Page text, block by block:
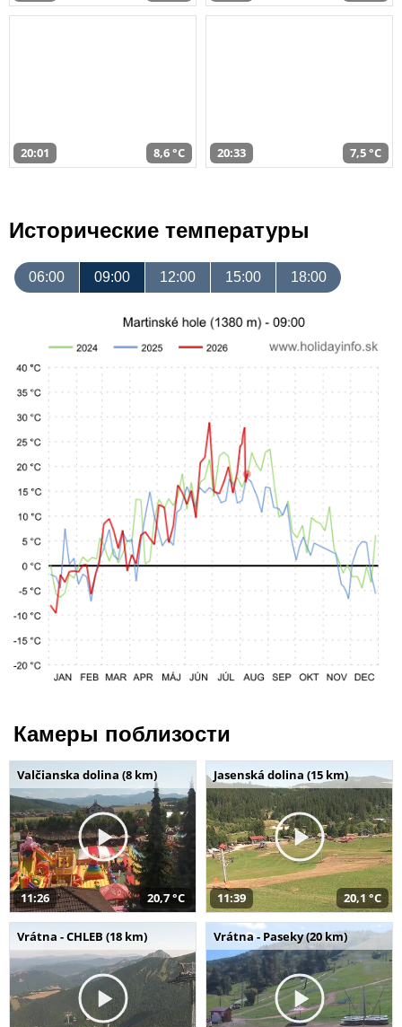
20:01 8,6 °C 20:33 7,5 °C
Исторические температуры
06:00 09:00 12:00 15:00 18:00
Камеры поблизости
Valčianska dolina (8 km)
11:26 20,7 °C
Jasenská dolina (15 km)
11:39 20,1 °C
Vrátna - CHLEB (18 km) Vrátna - Paseky (20 km)